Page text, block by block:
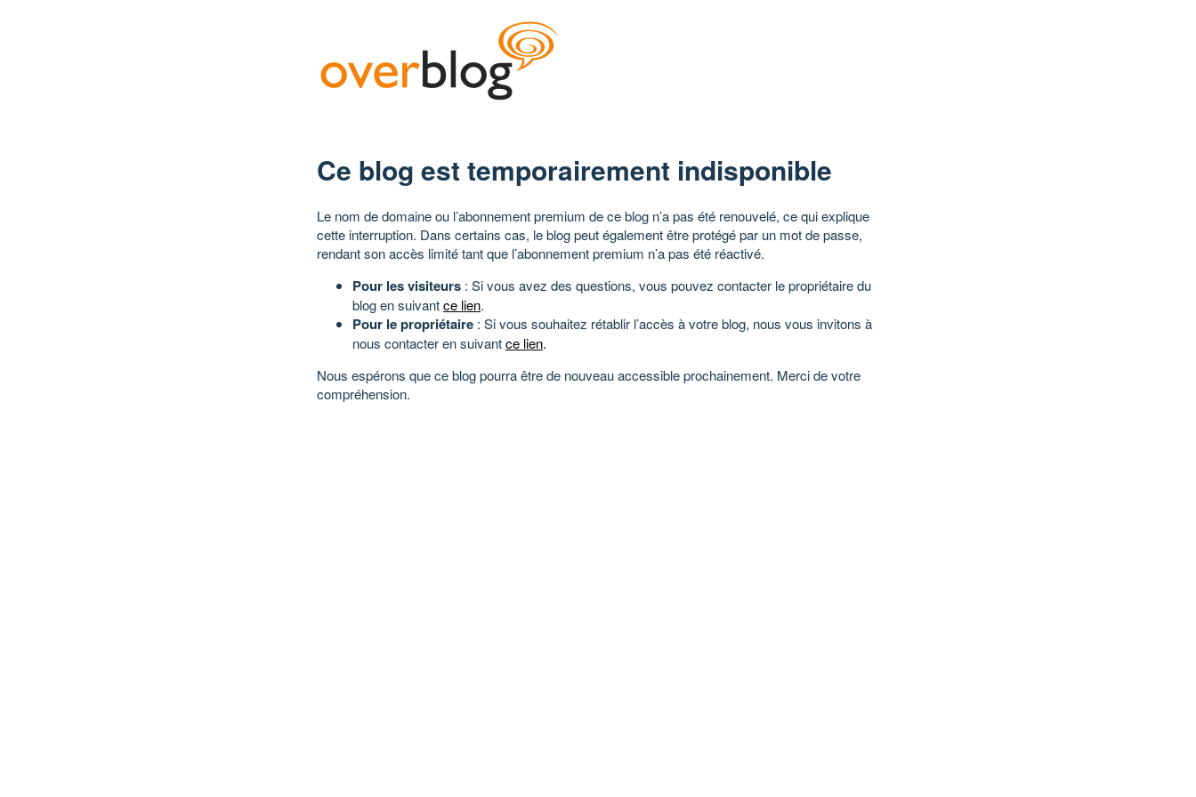
Ce blog est temporairement indisponible
Le nom de domaine ou l’abonnement premium de ce blog n’a pas été renouvelé, ce qui explique
cette interruption. Dans certains cas, le blog peut également être protégé par un mot de passe,
rendant son accès limité tant que l’abonnement premium n’a pas été réactivé.
Pour les visiteurs : Si vous avez des questions, vous pouvez contacter le propriétaire du
blog en suivantce lien.
Pour le propriétaire : Si vous souhaitez rétablir l’accès à votre blog, nous vous invitons à
nous contacter en suivantce lien.
Nous espérons que ce blog pourra être de nouveau accessible prochainement. Merci de votre
compréhension.